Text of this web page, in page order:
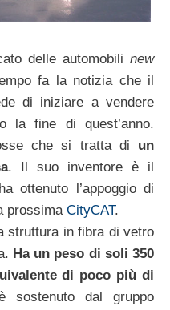
delle automobili new
fa la notizia che il
di iniziare a vendere
la fine di quest’anno.
che si tratta di un
. Il suo inventore è il
ottenuto l’appoggio di
prossima CityCAT.
struttura in fibra di vetro
Ha un peso di soli 350
di poco più di
sostenuto dal gruppo